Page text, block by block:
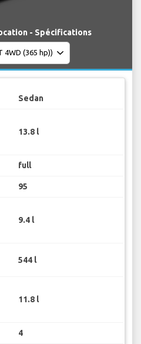
- Spécifications
Sedan
13.8 l
full
95
9.4 l
544 l
11.8 l
4